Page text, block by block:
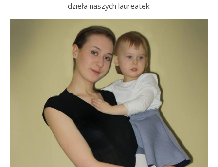
dzieła naszych laureatek: